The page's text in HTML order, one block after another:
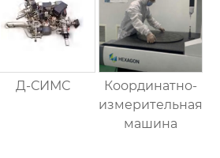
Д-СИМС
Координатно-
измерительная
машина